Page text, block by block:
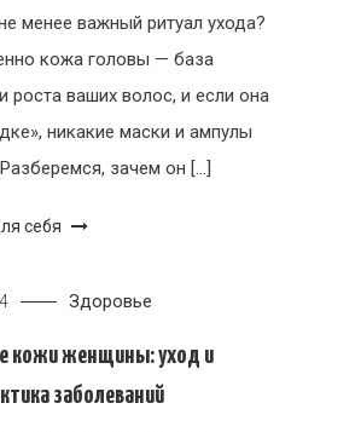
менее важный ритуал ухода?
кожа головы — база
роста ваших волос, и если она
никакие маски и ампулы
зачем он […]
себя
Здоровье
кожи женщины: уход и
заболеваний